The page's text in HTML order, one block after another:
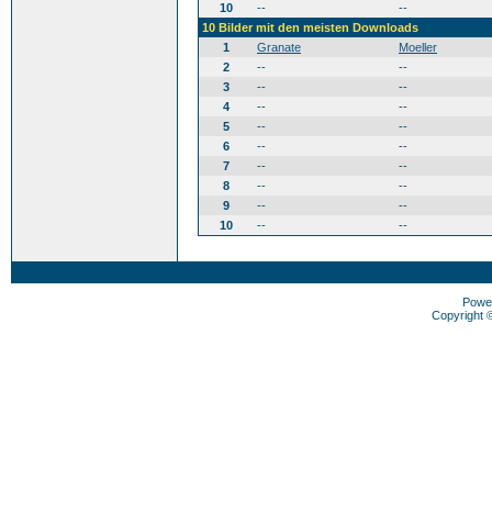
10
--
--
10 Bilder mit den meisten Downloads
1
Granate
Moeller
2
--
--
3
--
--
4
--
--
5
--
--
6
--
--
7
--
--
8
--
--
9
--
--
10
-- --
Copyright